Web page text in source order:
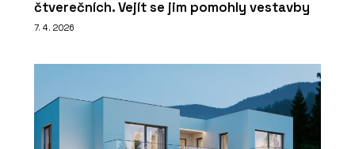
čtverečních. Vejít se jim pomohly vestavby
7. 4. 2026